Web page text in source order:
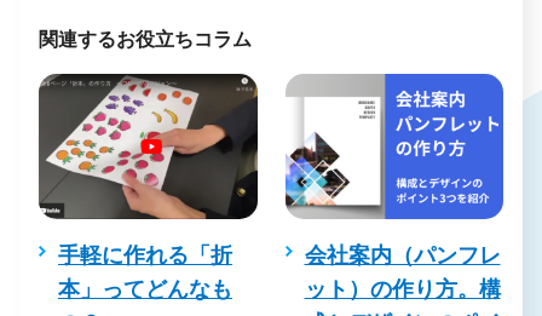
関連するお役立ちコラム
手軽に作れる「折
本」ってどんなも
会社案内（パンフレ
ット）の作り方。構